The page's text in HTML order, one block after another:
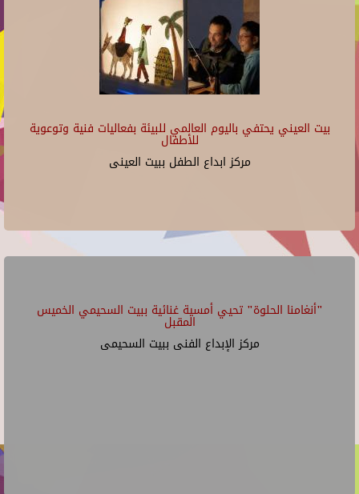
بيت العيني يحتفي باليوم العالمي للبيئة بفعاليات فنية وتوعوية
للأطفال
مركز ابداع الطفل ببيت العينى
"أنغامنا الحلوة" تحيي أمسية غنائية ببيت السحيمي الخميس
المقبل
مركز الإبداع الفنى ببيت السحيمى